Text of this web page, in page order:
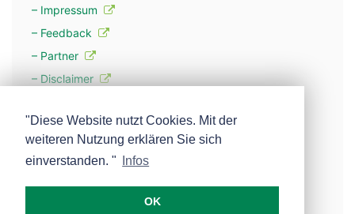
– Impressum
– Feedback
– Partner
– Disclaimer
– Werbung
– Mehr über unsere Experten
"Diese Website nutzt Cookies. Mit der
weiteren Nutzung erklären Sie sich
einverstanden. "
Infos
OK